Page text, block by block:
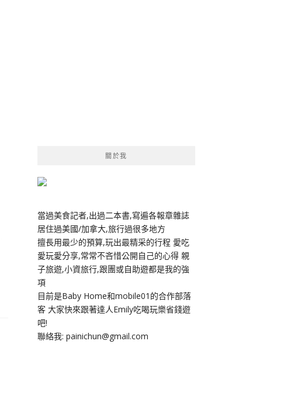
關於我
當過美食記者,出過二本書,寫遍各報章雜誌
居住過美國/加拿大,旅行過很多地方
擅長用最少的預算,玩出最精采的行程 愛吃
愛玩愛分享,常常不吝惜公開自己的心得 親
子旅遊,小資旅行,跟團或自助遊都是我的強
項
目前是Baby Home和mobile01的合作部落
客 大家快來跟著達人Emily吃喝玩樂省錢遊
吧!
聯絡我: painichun@gmail.com